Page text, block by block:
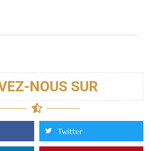
NOUS SUR
Twitter